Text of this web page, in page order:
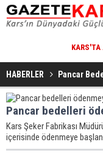
KARS'TA
MILLÎ GÜVENLIK
HABERLER Pancar
Pancar bedelleri
Kars Şeker Fabrikası
içerisinde ödenmeye